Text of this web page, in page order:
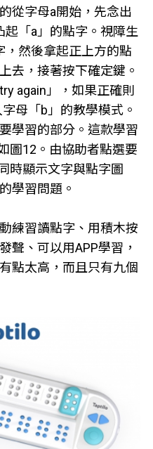
從字母a開始，先念出
起「a」的點字。視障生
，然後拿起正上方的點
去，接著按下確定鍵。
again」，如果正確則
母「b」的教學模式。
學習的部分。這款學習
圖12。由協助者點選要
時顯示文字與點字圖
學習問題。
練習讀點字、用積木按
聲、可以用APP學習，
點太高，而且只有九個